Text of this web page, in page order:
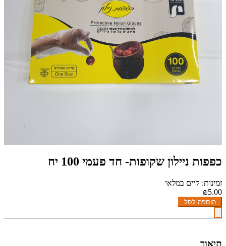
כפפות ניילון שקופות- חד פעמי 100 יח
זמינות: קיים במלאי
₪5.00
הוספה לסל
תיאור